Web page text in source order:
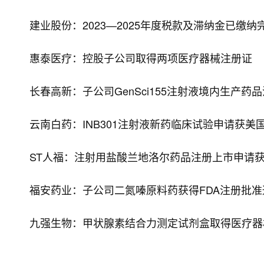
建业股份：2023—2025年度税款及滞纳金已缴纳
惠泰医疗：控股子公司取得两项医疗器械注册证
长春高新：子公司GenSci155注射液境内生产药
云南白药：INB301注射液新药临床试验申请获美
ST人福：注射用盐酸兰地洛尔药品注册上市申请
福安药业：子公司二氮嗪原料药获得FDA注册批
九强生物：甲状腺素结合力测定试剂盒取得医疗